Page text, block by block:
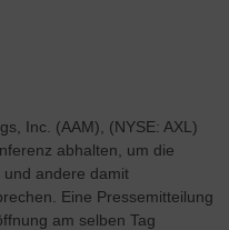
freie Cashflow-Rendite
und den Vorteil der
bedienen
Inc. (AAM), (NYSE: AXL)
abhalten, um die
andere damit
Eine Pressemitteilung
am selben Tag